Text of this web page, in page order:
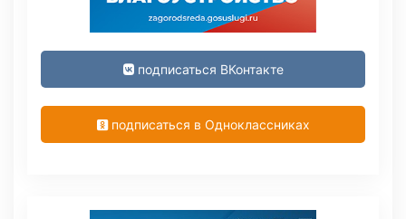
подписаться ВКонтакте
подписаться в Одноклассниках